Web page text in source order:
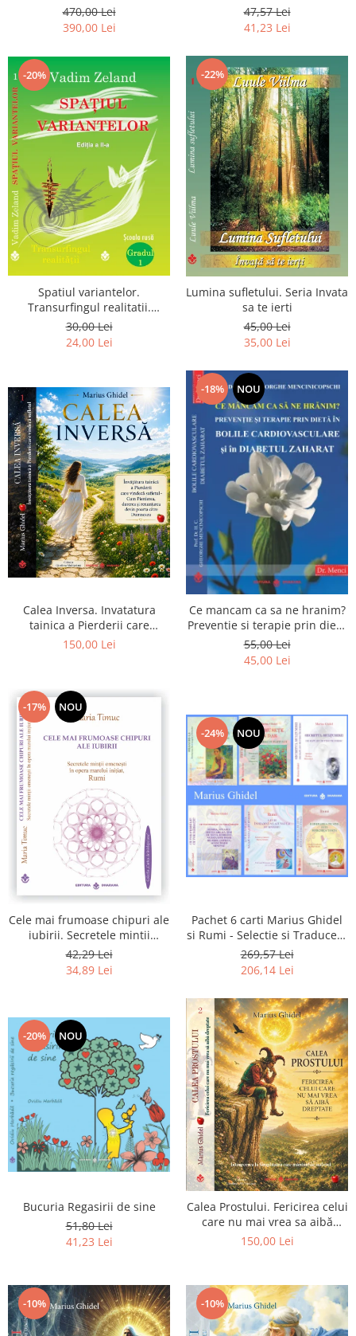
Luceafarului de Dimineata -
Gratuit)
470,00 Lei
390,00 Lei
chiar dragostea ta. Editia a 2-
a
47,57 Lei
41,23 Lei
-20%
Spatiul variantelor.
Transurfingul realitatii.
Gradul 1. Cum sa ne
dezvoltam intuitia si sa ne
30,00 Lei
24,00 Lei
-22%
Lumina sufletului. Seria Invata
sa te ierti
45,00 Lei
35,00 Lei
Calea Inversa. Invatatura
tainica a Pierderii care
vindeca sufletul - Cum
150,00 Lei
-18% NOU
Ce mancam ca sa ne hranim?
Preventie si terapie prin dieta
in bolile cardiovasculare si in
diabetul zaharat
55,00 Lei
45,00 Lei
-17% NOU
Cele mai frumoase chipuri ale
iubirii. Secretele mintii
omenesti in opera marelui
initiat, Rumi
42,29 Lei
34,89 Lei
-24% NOU
Pachet 6 carti Marius Ghidel
si Rumi - Selectie si Traducere
de Marius Ghidel
269,57 Lei
206,14 Lei
-20% NOU
Bucuria Regasirii de sine
51,80 Lei
41,23 Lei
Calea Prostului. Fericirea celui
care nu mai vrea sa aibă
dreptate - Intoarcerea la
150,00 Lei
-10% -10%